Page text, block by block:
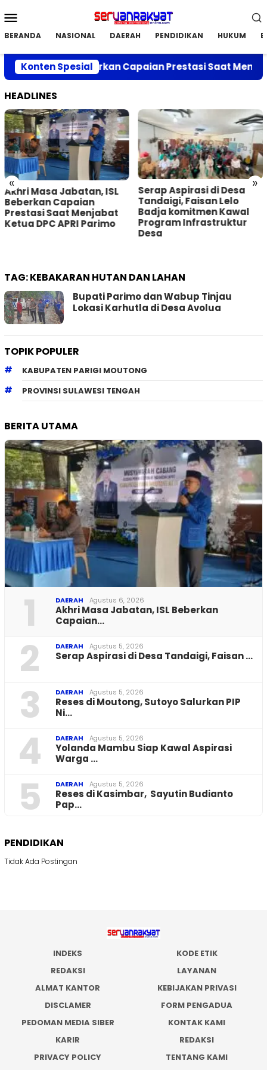
ke
Mobile
BERANDA NASIONAL DAERAH PENDIDIKAN HUKUM
Konten Spesial
ISL Beberkan Capaian Prestasi Saat Menjabat
HEADLINES
« »
Akhri Masa Jabatan, ISL
Beberkan Capaian
Prestasi Saat Menjabat
Ketua DPC APRI Parimo
Serap Aspirasi di Desa
Tandaigi, Faisan Lelo
Badja komitmen Kawal
Program Infrastruktur
Desa
TAG:KEBAKARAN HUTAN DAN LAHAN
Bupati Parimo dan Wabup Tinjau
Lokasi Karhutla di Desa Avolua
TOPIK POPULER
KABUPATEN PARIGI MOUTONG
PROVINSI SULAWESI TENGAH
BERITA UTAMA
1 DAERAH Agustus 6, 2026
Akhri Masa Jabatan, ISL Beberkan
Capaian…
2 DAERAH Agustus 5, 2026
Serap Aspirasi di Desa Tandaigi, Faisan …
3 DAERAH Agustus 5, 2026
Reses di Moutong, Sutoyo Salurkan PIP
Ni…
4 DAERAH Agustus 5, 2026
Yolanda Mambu Siap Kawal Aspirasi
Warga …
5 DAERAH Agustus 5, 2026
Reses di Kasimbar, Sayutin Budianto
Pap…
PENDIDIKAN
Tidak Ada Postingan
INDEKS
KODE ETIK
REDAKSI
LAYANAN
ALMAT KANTOR
KEBIJAKAN PRIVASI
DISCLAMER
FORM PENGADUA
PEDOMAN MEDIA SIBER
KONTAK KAMI
KARIR
REDAKSI
PRIVACY POLICY
TENTANG KAMI